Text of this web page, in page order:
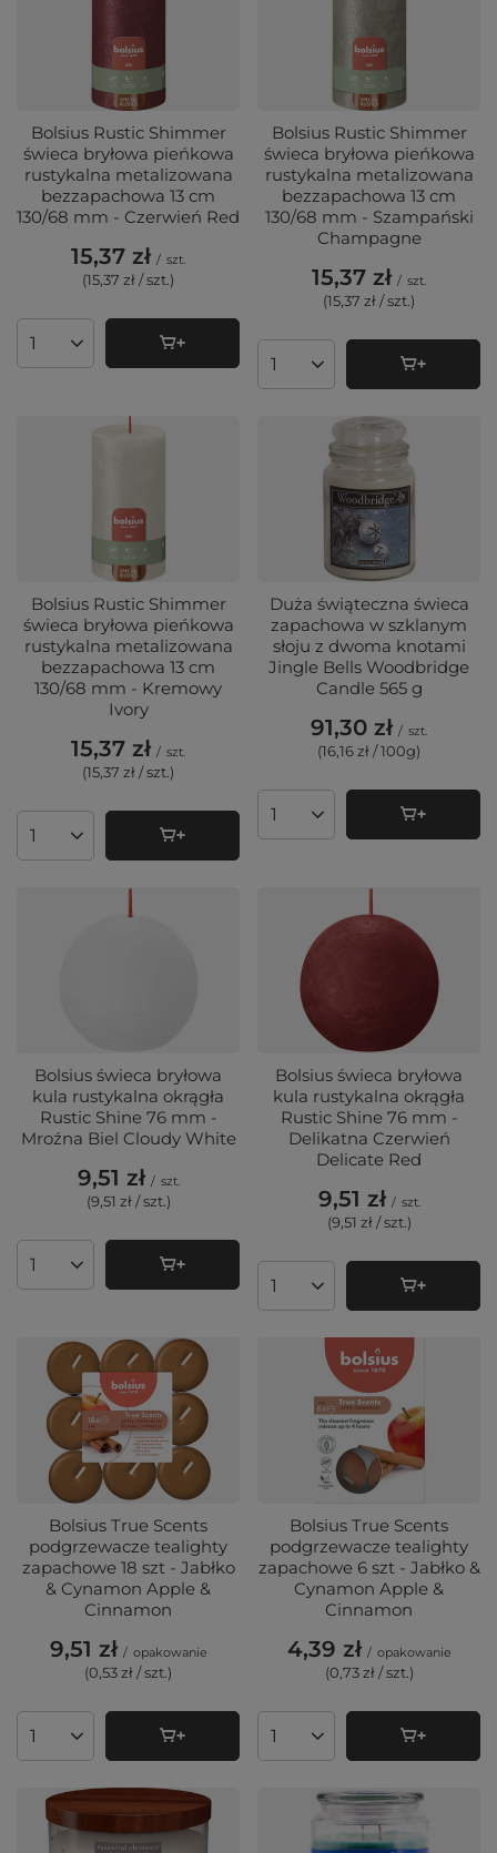
Bolsius Rustic Shimmer
świeca bryłowa pieńkowa
rustykalna metalizowana
bezzapachowa 13 cm
130/68 mm - Czerwień Red
15,37 zł / szt.
(15,37 zł / szt.)
Ilość produktów
Bolsius Rustic Shimmer
świeca bryłowa pieńkowa
rustykalna metalizowana
bezzapachowa 13 cm
130/68 mm - Szampański
Champagne
15,37 zł / szt.
(15,37 zł / szt.)
Ilość produktów
Bolsius Rustic Shimmer
świeca bryłowa pieńkowa
rustykalna metalizowana
bezzapachowa 13 cm
130/68 mm - Kremowy
Ivory
15,37 zł / szt.
(15,37 zł / szt.)
Ilość produktów
Duża świąteczna świeca
zapachowa w szklanym
słoju z dwoma knotami
Jingle Bells Woodbridge
Candle 565 g
91,30 zł / szt.
(16,16 zł / 100g)
Ilość produktów
Bolsius świeca bryłowa
kula rustykalna okrągła
Rustic Shine 76 mm -
Mroźna Biel Cloudy White
9,51 zł / szt.
(9,51 zł / szt.)
Ilość produktów
Bolsius świeca bryłowa
kula rustykalna okrągła
Rustic Shine 76 mm -
Delikatna Czerwień
Delicate Red
9,51 zł / szt.
(9,51 zł / szt.)
Ilość produktów
Bolsius True Scents
podgrzewacze tealighty
zapachowe 18 szt - Jabłko
& Cynamon Apple &
Cinnamon
9,51 zł / opakowanie
(0,53 zł / szt.)
Ilość produktów
Bolsius True Scents
podgrzewacze tealighty
zapachowe 6 szt - Jabłko &
Cynamon Apple &
Cinnamon
4,39 zł / opakowanie
(0,73 zł / szt.)
Ilość produktów